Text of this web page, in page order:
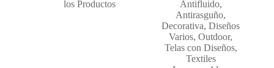
los Productos
Antifluido,
Antirasguño,
Decorativa,Diseños
Varios,Outdoor,
Telas con Diseños,
Textiles